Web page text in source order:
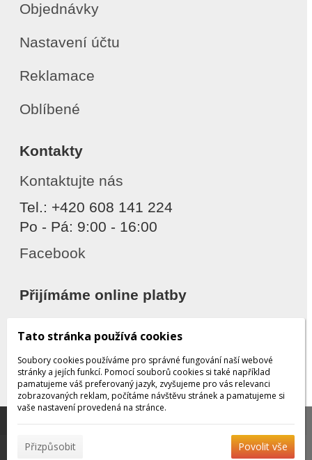
Objednávky
Nastavení účtu
Reklamace
Oblíbené
Kontakty
Kontaktujte nás
Tel.: +420 608 141 224
Po - Pá: 9:00 - 16:00
Facebook
Přijímáme online platby
Děkujeme za důvěru
www.wexbo.com
pomáhají poskytovat služby. Používáním našich služeb
vyjadřujete souhlas s používáním souborů cookies.Více
✖
Tato stránka používá cookies
Soubory cookies používáme pro správné fungování naší webové
stránky a jejích funkcí. Pomocí souborů cookies si také například
pamatujeme váš preferovaný jazyk, zvyšujeme pro vás relevanci
zobrazovaných reklam, počítáme návštěvu stránek a pamatujeme si
vaše nastavení provedená na stránce.
Přizpůsobit Povolit vše